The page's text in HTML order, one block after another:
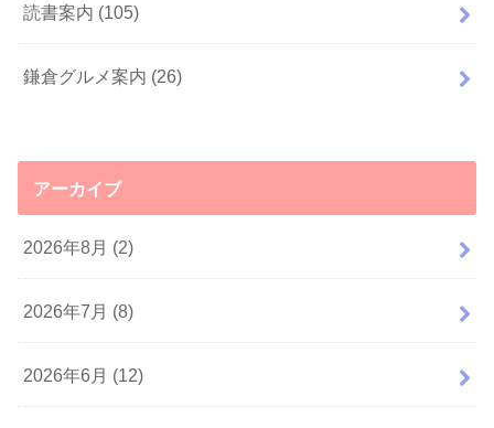
読書案内 (105)
鎌倉グルメ案内 (26)
アーカイブ
2026年8月 (2)
2026年7月 (8)
2026年6月 (12)